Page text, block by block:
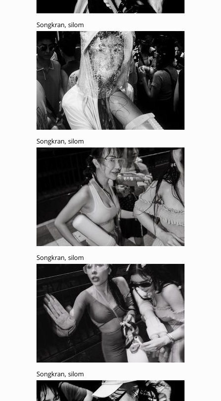
Songkran, silom
Songkran, silom
Songkran, silom
Songkran, silom